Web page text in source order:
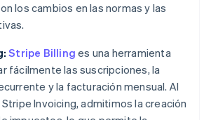
los cambios en las normas y las
Stripe Billing es una herramienta
fácilmente las suscripciones, la
y la facturación mensual. Al
Invoicing, admitimos la creación